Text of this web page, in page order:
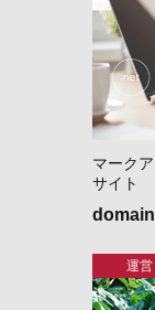
マーク
サイト